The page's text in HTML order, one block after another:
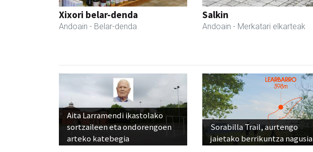
Xixori belar-denda
Andoain - Belar-denda
Salkin
Andoain - Merkatari elkarteak
Aita Larramendi ikastolako
sortzaileen eta ondorengoen
arteko katebegia
Sorabilla Trail, aurtengo
jaietako berrikuntza nagusia